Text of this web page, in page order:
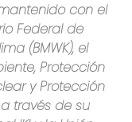
con el
Federal de
(BMWK), el
Protección
y Protección
través de su